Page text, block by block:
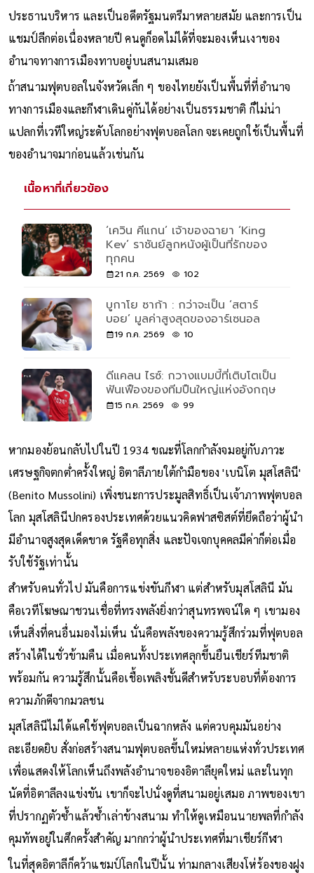
ประธานบริหาร และเป็นอดีตรัฐมนตรีมาหลายสมัย และการเป็น
แชมป์ลีกต่อเนื่องหลายปี คนดูก็อดไม่ได้ที่จะมองเห็นเงาของ
อำนาจทางการเมืองทาบอยู่บนสนามเสมอ
ถ้าสนามฟุตบอลในจังหวัดเล็ก ๆ ของไทยยังเป็นพื้นที่ที่อำนาจ
ทางการเมืองและกีฬาเดินคู่กันได้อย่างเป็นธรรมชาติ ก็ไม่น่า
แปลกที่เวทีใหญ่ระดับโลกอย่างฟุตบอลโลก จะเคยถูกใช้เป็นพื้นที่
ของอำนาจมาก่อนแล้วเช่นกัน
เนื้อหาที่เกี่ยวข้อง
‘เควิน คีแกน’ เจ้าของฉายา ‘King
Kev’ ราชันย์ลูกหนังผู้เป็นที่รักของ
ทุกคน
21 ก.ค. 2569 102
บูกาโย ซาก้า : กว่าจะเป็น ‘สตาร์
บอย’ มูลค่าสูงสุดของอาร์เซนอล
19 ก.ค. 2569 10
ดีแคลน ไรซ์: กวางแบมบี้ที่เติบโตเป็น
ฟันเฟืองของทีมปืนใหญ่แห่งอังกฤษ
15 ก.ค. 2569 99
หากมองย้อนกลับไปในปี 1934 ขณะที่โลกกำลังจมอยู่กับภาวะ
เศรษฐกิจตกต่ำครั้งใหญ่ อิตาลีภายใต้กำมือของ 'เบนิโต มุสโสลินี'
(Benito Mussolini) เพิ่งชนะการประมูลสิทธิ์เป็นเจ้าภาพฟุตบอล
โลก มุสโสลินีปกครองประเทศด้วยแนวคิดฟาสซิสต์ที่ยึดถือว่าผู้นำ
มีอำนาจสูงสุดเด็ดขาด รัฐคือทุกสิ่ง และปัจเจกบุคคลมีค่าก็ต่อเมื่อ
รับใช้รัฐเท่านั้น
สำหรับคนทั่วไป มันคือการแข่งขันกีฬา แต่สำหรับมุสโสลินี มัน
คือเวทีโฆษณาชวนเชื่อที่ทรงพลังยิ่งกว่าสุนทรพจน์ใด ๆ เขามอง
เห็นสิ่งที่คนอื่นมองไม่เห็น นั่นคือพลังของความรู้สึกร่วมที่ฟุตบอล
สร้างได้ในชั่วข้ามคืน เมื่อคนทั้งประเทศลุกขึ้นยืนเชียร์ทีมชาติ
พร้อมกัน ความรู้สึกนั้นคือเชื้อเพลิงชั้นดีสำหรับระบอบที่ต้องการ
ความภักดีจากมวลชน
มุสโสลินีไม่ได้แค่ใช้ฟุตบอลเป็นฉากหลัง แต่ควบคุมมันอย่าง
ละเอียดยิบ สั่งก่อสร้างสนามฟุตบอลขึ้นใหม่หลายแห่งทั่วประเทศ
เพื่อแสดงให้โลกเห็นถึงพลังอำนาจของอิตาลียุคใหม่ และในทุก
นัดที่อิตาลีลงแข่งขัน เขาก็จะไปนั่งดูที่สนามอยู่เสมอ ภาพของเขา
ที่ปรากฏตัวซ้ำแล้วซ้ำเล่าข้างสนาม ทำให้ดูเหมือนนายพลที่กำลัง
คุมทัพอยู่ในศึกครั้งสำคัญ มากกว่าผู้นำประเทศที่มาเชียร์กีฬา
ในที่สุดอิตาลีก็คว้าแชมป์โลกในปีนั้น ท่ามกลางเสียงโห่ร้องของฝูง